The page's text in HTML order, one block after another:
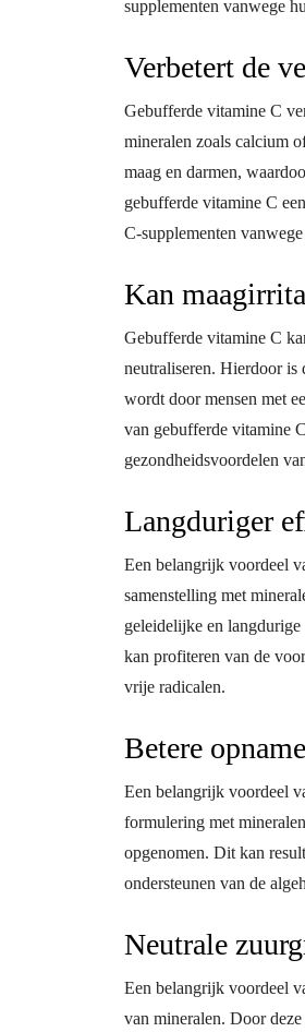
supplementen vanwege
Verbetert de
Gebufferde vitamine C
mineralen zoals calcium
maag en darmen,
gebufferde vitamine C
C-supplementen
Kan
Gebufferde vitamine C
neutraliseren. Hierdoor is
wordt door mensen met
van gebufferde vitamine
gezondheidsvoordelen
Langduriger
Een belangrijk voordeel
samenstelling met
geleidelijke en
kan profiteren van de
vrije radicalen.
Betere
Een belangrijk voordeel
formulering met
opgenomen. Dit kan
ondersteunen van de
Neutrale
Een belangrijk voordeel
van mineralen. Door